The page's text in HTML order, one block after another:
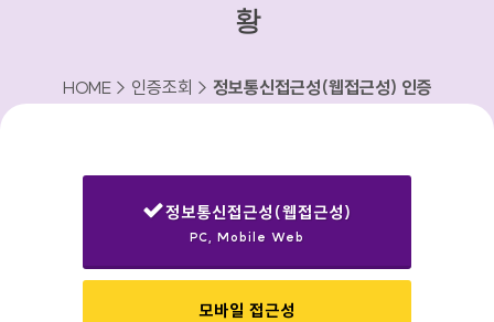
황
HOME > 인증조회 > 정보통신접근성(웹접근성) 인증
정보통신접근성(웹접근성)
PC, Mobile Web
모바일 접근성